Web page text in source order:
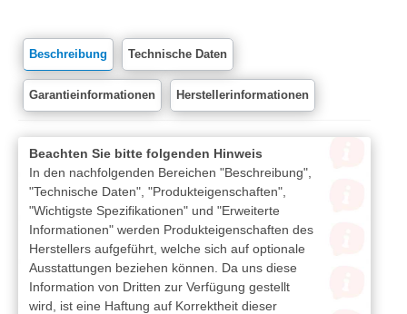
Beschreibung Technische Daten
Garantieinformationen Herstellerinformationen
Beachten Sie bitte folgenden Hinweis
In den nachfolgenden Bereichen "Beschreibung",
"Technische Daten", "Produkteigenschaften",
"Wichtigste Spezifikationen" und "Erweiterte
Informationen" werden Produkteigenschaften des
Herstellers aufgeführt, welche sich auf optionale
Ausstattungen beziehen können. Da uns diese
Information von Dritten zur Verfügung gestellt
wird, ist eine Haftung auf Korrektheit dieser